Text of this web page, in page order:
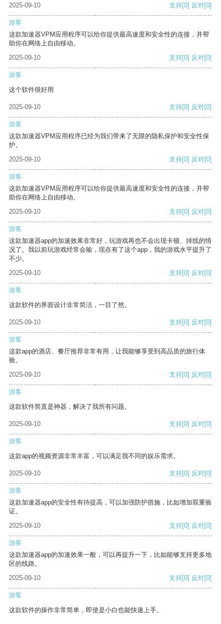
2025-09-10 支持[0] 反对[0]
游客
这款加速器VPM应用程序可以给你提供最高速度和安全性的连接，并帮
助你在网络上自由移动。
2025-09-10
支持[0] 反对[0]
游客
这个软件很好用
2025-09-10 支持[0] 反对[0]
游客
这款加速器VPM应用程序已经为我们带来了无限的隐私保护和安全性保
护。
2025-09-10
支持[0] 反对[0]
游客
这款加速器VPM应用程序可以给你提供最高速度和安全性的连接，并帮
助你在网络上自由移动。
2025-09-10
支持[0] 反对[0]
游客
这款加速器app的加速效果非常好，玩游戏再也不会出现卡顿、掉线的情
况了。我以前玩游戏经常会输，现在有了这个app，我的游戏水平提升了
不少。
2025-09-10
支持[0] 反对[0]
游客
这款软件的界面设计非常简洁，一目了然。
2025-09-10 支持[0] 反对[0]
游客
这款app的酒店、餐厅推荐非常有用，让我能够享受到高品质的旅行体
验。
2025-09-10
支持[0] 反对[0]
游客
这款软件简直是神器，解决了我所有问题。
2025-09-10 支持[0] 反对[0]
游客
这款app的视频资源非常丰富，可以满足我不同的娱乐需求。
2025-09-10 支持[0] 反对[0]
游客
这款加速器app的安全性有待提高，可以加强防护措施，比如增加双重验
证。
2025-09-10
支持[0] 反对[0]
游客
这款加速器app的加速效果一般，可以再提升一下，比如能够支持更多地
区的线路。
2025-09-10
支持[0] 反对[0]
游客
这款软件的操作非常简单，即使是小白也能快速上手。